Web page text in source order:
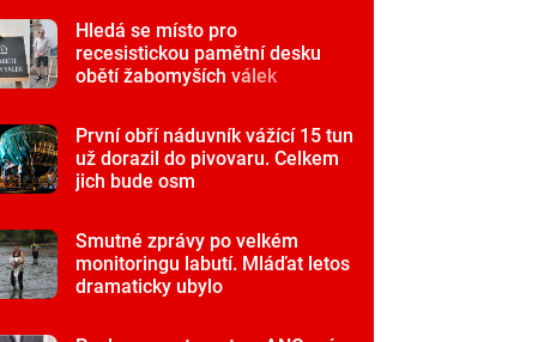
Hledá se místo pro
recesistickou pamětní desku
obětí žabomyších válek
První obří náduvník vážící 15 tun
už dorazil do pivovaru. Celkem
jich bude osm
Smutné zprávy po velkém
monitoringu labutí. Mláďat letos
dramaticky ubylo